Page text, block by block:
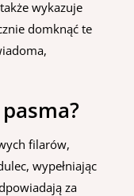
wykazuje
domknąć te
filarów,
wypełniając
za